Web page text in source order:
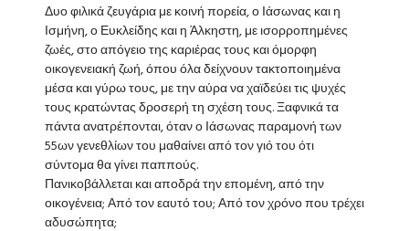
Δυο φιλικά ζευγάρια με κοινή πορεία, ο Ιάσωνας και η
Ισμήνη, ο Ευκλείδης και η Άλκηστη, με ισορροπημένες
ζωές, στο απόγειο της καριέρας τους και όμορφη
οικογενειακή ζωή, όπου όλα δείχνουν τακτοποιημένα
μέσα και γύρω τους, με την αύρα να χαϊδεύει τις ψυχές
τους κρατώντας δροσερή τη σχέση τους. Ξαφνικά τα
πάντα ανατρέπονται, όταν ο Ιάσωνας παραμονή των
55ων γενεθλίων του μαθαίνει από τον γιό του ότι
σύντομα θα γίνει παππούς.
Πανικοβάλλεται και αποδρά την επομένη, από την
οικογένεια; Από τον εαυτό του; Από τον χρόνο που τρέχει
αδυσώπητα;